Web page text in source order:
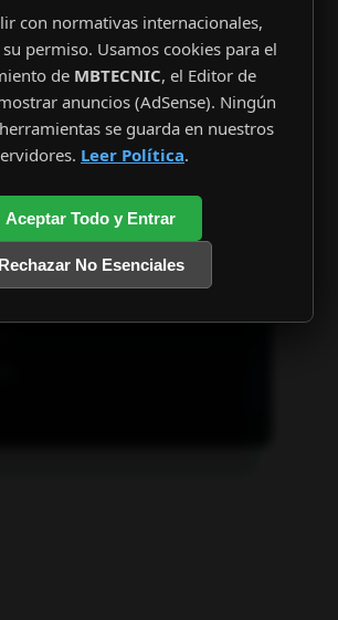
con normativas internacionales,
permiso. Usamos cookies para el
de MBTECNIC, el Editor de
anuncios (AdSense). Ningún
se guarda en nuestros
Leer Política.
Aceptar Todo y Entrar
Rechazar No Esenciales